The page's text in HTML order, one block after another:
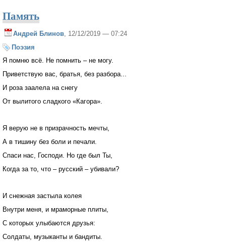
Память
Андрей Блинов , 12/12/2019 — 07:24
Поэзия
Я помню всё. Не помнить – не могу.
Приветствую вас, братья, без разбора...
И роза заалела на снегу
От вылитого сладкого «Кагора».
Я верую не в призрачность мечты,
А в тишину без боли и печали.
Спаси нас, Господи. Но где был Ты,
Когда за то, что – русский – убивали?
И снежная застыла колея
Внутри меня, и мраморные плиты,
С которых улыбаются друзья:
Солдаты, музыканты и бандиты.